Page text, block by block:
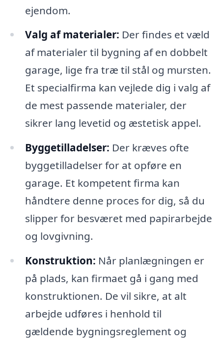
ejendom.
Valg af materialer: Der findes et væld
af materialer til bygning af en dobbelt
garage, lige fra træ til stål og mursten.
Et specialfirma kan vejlede dig i valg af
de mest passende materialer, der
sikrer lang levetid og æstetisk appel.
Byggetilladelser: Der kræves ofte
byggetilladelser for at opføre en
garage. Et kompetent firma kan
håndtere denne proces for dig, så du
slipper for besværet med papirarbejde
og lovgivning.
Konstruktion: Når planlægningen er
på plads, kan firmaet gå i gang med
konstruktionen. De vil sikre, at alt
arbejde udføres i henhold til
gældende bygningsreglement og